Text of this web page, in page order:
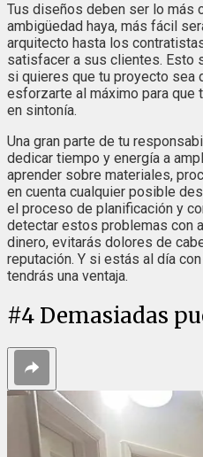
Tus diseños deben ser lo más
ambigüedad haya, más fácil
arquitecto hasta los
satisfacer a sus clientes. Esto
si quieres que tu proyecto sea
esforzarte al máximo para
en sintonía.
Una gran parte de tu
dedicar tiempo y energía a
aprender sobre materiales,
en cuenta cualquier posible
el proceso de planificación y
detectar estos problemas con
dinero, evitarás dolores de
reputación. Y si estás al día
tendrás una ventaja.
#4 Demasiadas